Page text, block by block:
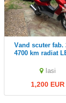
Vand scuter fab. 2020,
4700 km radiat LEGAL
Iasi
1,200 EUR